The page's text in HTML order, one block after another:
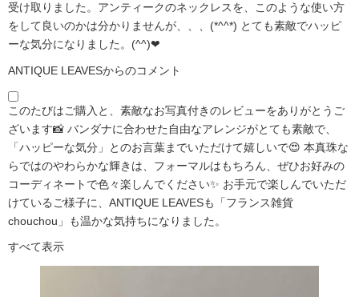
受け取りました。アンティークのネックレスを、このような使い方
をして良いのかは分かりませんが、、、(*^^*) とても素敵でハッピ
ーな気分になりました。(^^)❤
ANTIQUE LEAVESからのコメント
このたびはご購入と、素敵なお写真付きのレビューをありがとうご
ざいます📸 バンダナに合わせた自由なアレンジがとても素敵で、
「ハッピーな気分」とのお言葉までいただけて嬉しいで😍 本真珠な
らではのやわらかな輝きは、フォーマルはもちろん、ぜひお好みの
コーディネートで色々楽しんでください✨ お手元で楽しんでいただ
けているご様子に、ANTIQUE LEAVESも「フランス雑貨
chouchou」も温かな気持ちになりました。
すべて表示